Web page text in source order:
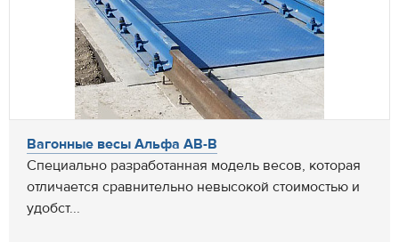
Вагонные весы Альфа АВ-В
Специально разработанная модель весов, которая
отличается сравнительно невысокой стоимостью и
удобст...